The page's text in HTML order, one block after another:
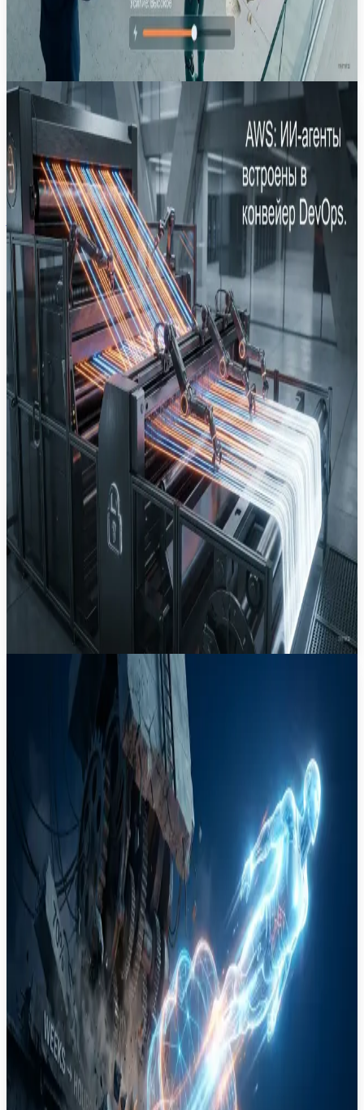
мин
Новость 14 июл.
Масштабирование агентного
тестирования: интеграция QA Studio от
AWS в CI/CD
AWS расширяет возможности QA Studio, добавляя
поддержку пакетного регрессионного
тестирования и интеграцию с конвейерами CI/CD
через интерфейс командной строки.
AWS QA CI/CD Amazon Nova Act
Новость 10 июл.
Как KTern.AI автоматизировала миграцию
SAP с помощью ИИ-агентов на Amazon
Переход от классической SaaS-модели к агентной
ИИ-архитектуре позволил компании сократить
сроки проектов SAP на 45 процентов и снизить
затраты на инфраструктуру.
AWS Amazon Bedrock SAP Автоматизация